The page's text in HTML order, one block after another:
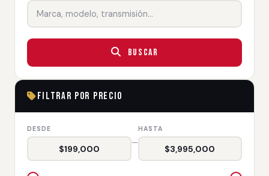
Buscar
Filtrar por Precio
DESDE
$199,000
—
HASTA
$3,995,000